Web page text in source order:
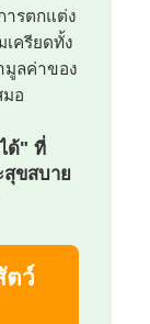
ารตกแต่ง
ครียดทั้ง
มูลค่าของ
มอ
ด้" ที่
ขสบาย
ตว์